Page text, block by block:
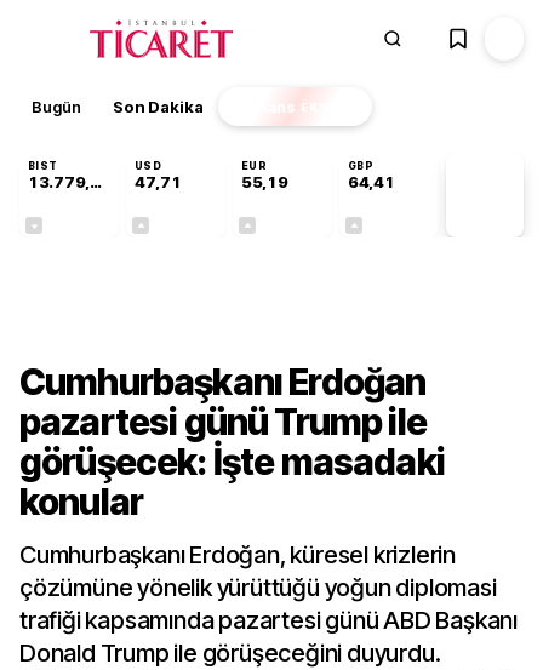
Bugün Son Dakika Finans EKSTRA
BIST
13.779,39
USD
47,71
EUR
55,19
GBP
64,41
Cumhurbaşkanı Erdoğan
pazartesi günü Trump ile
görüşecek: İşte masadaki
konular
Cumhurbaşkanı Erdoğan, küresel krizlerin
çözümüne yönelik yürüttüğü yoğun diplomasi
trafiği kapsamında pazartesi günü ABD Başkanı
Donald Trump ile görüşeceğini duyurdu.